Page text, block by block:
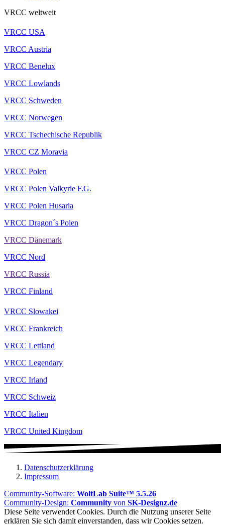
VRCC weltweit
VRCC USA
VRCC Austria
VRCC Benelux
VRCC Lowlands
VRCC Schweden
VRCC Norwegen
VRCC Tschechische Republik
VRCC CZ Moravia
VRCC Polen
VRCC Polen Valkyrie F.G.
VRCC Polen Husaria
VRCC Dragon´s Polen
VRCC Dänemark
VRCC Nord
VRCC Russia
VRCC Finland
VRCC Slowakei
VRCC Frankreich
VRCC Lettland
VRCC Legendary
VRCC Irland
VRCC Schweiz
VRCC Italien
VRCC United Kingdom
Datenschutzerklärung
Impressum
Community-Software: WoltLab Suite™ 5.5.26
Community-Design: Community von SK-Designz.de
Diese Seite verwendet Cookies. Durch die Nutzung unserer Seite
erklären Sie sich damit einverstanden, dass wir Cookies setzen.